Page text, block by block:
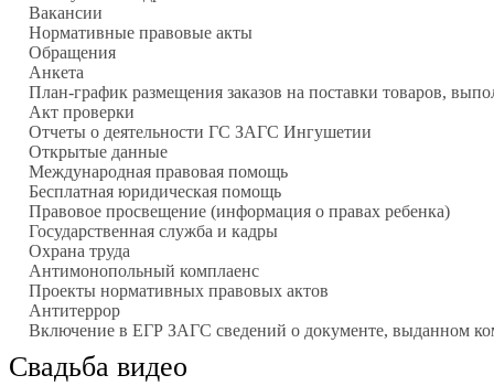
Вакансии
Нормативные правовые акты
Обращения
Анкета
План-график размещения заказов на поставки товаров,
Акт проверки
Отчеты о деятельности ГС ЗАГС Ингушетии
Открытые данные
Международная правовая помощь
Бесплатная юридическая помощь
Правовое просвещение (информация о правах ребенка)
Государственная служба и кадры
Охрана труда
Антимонопольный комплаенс
Проекты нормативных правовых актов
Антитеррор
Включение в ЕГР ЗАГС сведений о документе, выданном
Свадьба видео